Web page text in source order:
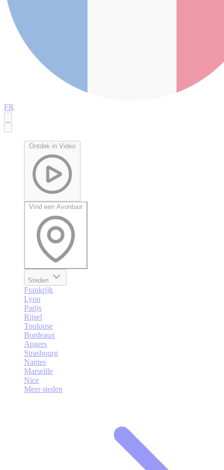
FR
Ontdek in Video
Vind een Avontuur
Steden
Frankrijk
Lyon
Parijs
Rijsel
Toulouse
Bordeaux
Angers
Strasbourg
Nantes
Marseille
Nice
Meer steden